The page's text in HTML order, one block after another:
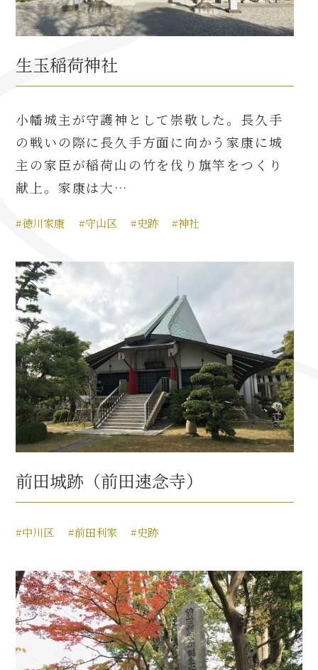
加藤清正と名古屋の関係
名古屋＜清正＞観光モデルコース
生玉稲荷神社
小幡城主が守護神として崇敬した。長久手
の戦いの際に長久手方面に向かう家康に城
主の家臣が稲荷山の竹を伐り旗竿をつくり
献上。家康は大…
#徳川家康 #守山区 #史跡 #神社
前田城跡（前田速念寺）
#中川区 #前田利家 #史跡